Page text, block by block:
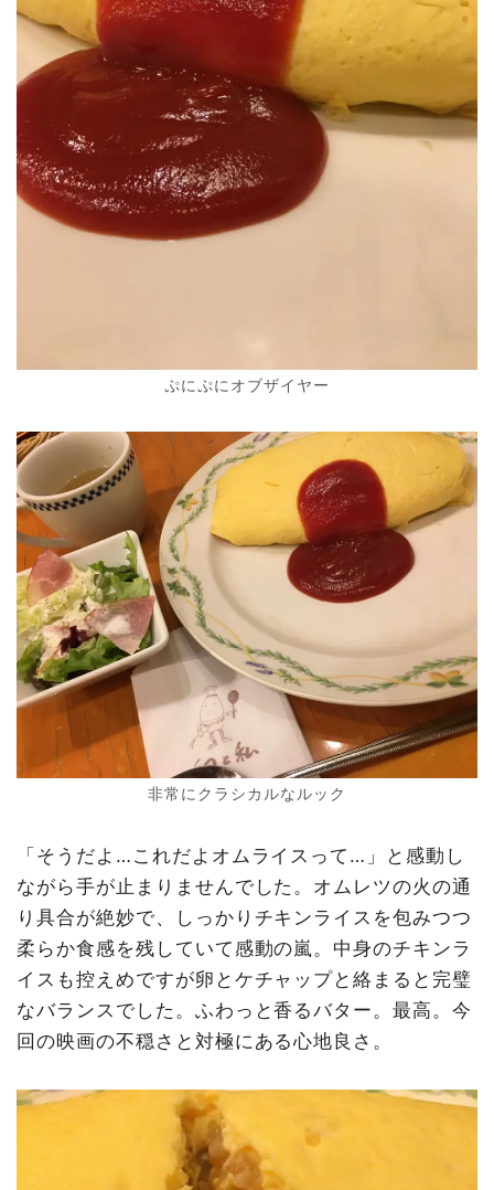
ぷにぷにオブザイヤー
非常にクラシカルなルック
「そうだよ…これだよオムライスって…」と感動し
ながら手が止まりませんでした。オムレツの火の通
り具合が絶妙で、しっかりチキンライスを包みつつ
柔らか食感を残していて感動の嵐。中身のチキンラ
イスも控えめですが卵とケチャップと絡まると完璧
なバランスでした。ふわっと香るバター。最高。今
回の映画の不穏さと対極にある心地良さ。